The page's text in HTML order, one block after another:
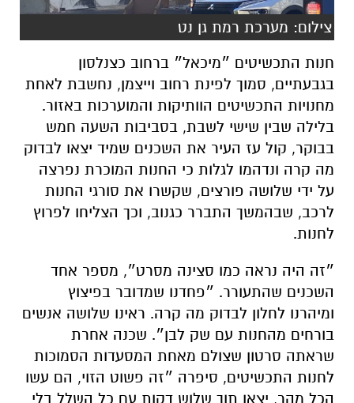
צילום: מערכת רמת גן נט
חנות התכשיטים ״מיכאל״ ברחוב כצנלסון
בגבעתיים, סמוך לפינת רחוב וייצמן, נחשבת לאחת
מחנויות התכשיטים הוותיקות והמוערכות באזור.
בלילה שבין שישי לשבת, בסביבות השעה חמש
בבוקר, קול עז העיר את השכנים שמיד יצאו לבדוק
מה קרה ונדהמו לגלות כי החנות המוכרת נפרצה
על ידי שלושה פורצים, שקשרו את סורגי החנות
לרכב, שבהמשך התברר כגנוב, וכך הצליחו לפרוץ
לחנות.
״זה היה נראה כמו סצינה מסרט״, מספר אחד
השכנים שהתעורר. ״פחדנו שמדובר בפיצוץ
ומיהרנו לחלון לבדוק מה קרה. ראינו שלושה אנשים
בורחים מהחנות עם שק לבן״. שכנה אחרת
שראתה סרטון שצולם מאחת המסעדות הסמוכות
לחנות התכשיטים, סיפרה ״זה פשוט הזוי, הם עשו
הכל מהר, יצאו תוך שלוש דקות עם כל השלל בלי